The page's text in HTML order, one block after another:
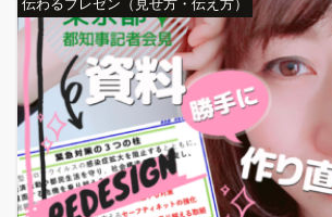
伝わるプレゼン（見せ方・伝え方）